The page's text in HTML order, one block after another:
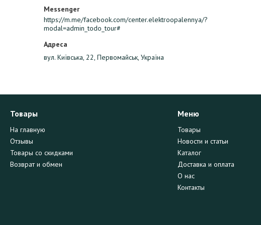
https://m.me/facebook.com/center.elektroopalennya/?
modal=admin_todo_tour#
вул. Київська, 22, Первомайськ, Україна
Товары
На главную
Отзывы
Товары со скидками
Возврат и обмен
Меню
Товары
Новости и статьи
Каталог
Доставка и оплата
О нас
Контакты